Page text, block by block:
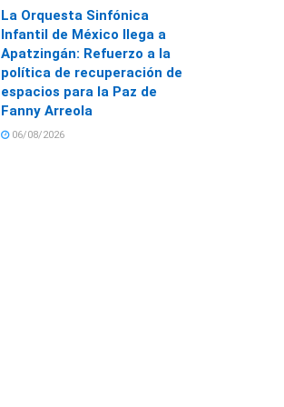
La Orquesta Sinfónica
Infantil de México llega a
Apatzingán: Refuerzo a la
política de recuperación de
espacios para la Paz de
Fanny Arreola
06/08/2026